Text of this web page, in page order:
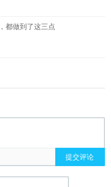
都做到了这三点
提交评论